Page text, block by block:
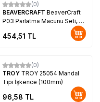
(0)
BEAVERCRAFT BeaverCraft
P03 Parlatma Macunu Seti, 3
454,51 TL
(0)
TROY TROY 25054 Mandal
Tipi İşkence (100mm)
96,58 TL